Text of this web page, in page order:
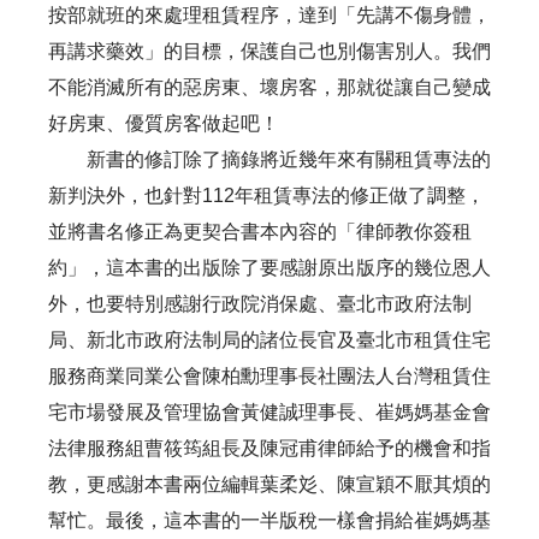
按部就班的來處理租賃程序，達到「先講不傷身體，
再講求藥效」的目標，保護自己也別傷害別人。我們
不能消滅所有的惡房東、壞房客，那就從讓自己變成
好房東、優質房客做起吧！
新書的修訂除了摘錄將近幾年來有關租賃專法的
新判決外，也針對112年租賃專法的修正做了調整，
並將書名修正為更契合書本內容的「律師教你簽租
約」，這本書的出版除了要感謝原出版序的幾位恩人
外，也要特別感謝行政院消保處、臺北市政府法制
局、新北市政府法制局的諸位長官及臺北市租賃住宅
服務商業同業公會陳柏勳理事長社團法人台灣租賃住
宅市場發展及管理協會黃健誠理事長、崔媽媽基金會
法律服務組曹筱筠組長及陳冠甫律師給予的機會和指
教，更感謝本書兩位編輯葉柔彣、陳宣穎不厭其煩的
幫忙。最後，這本書的一半版稅一樣會捐給崔媽媽基